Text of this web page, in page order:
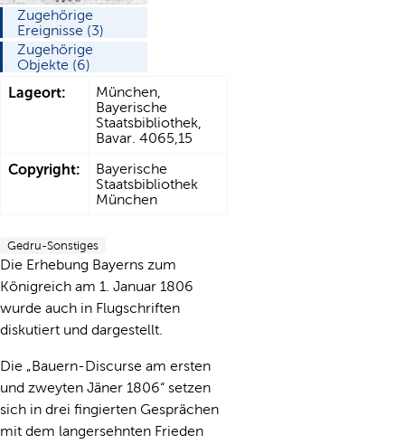
Zugehörige
Ereignisse (3)
Zugehörige
Objekte (6)
Lageort:
München,
Bayerische
Staatsbibliothek,
Bavar. 4065,15
Copyright:
Bayerische
Staatsbibliothek
München
Gedru-Sonstiges
Die Erhebung Bayerns zum
Königreich am 1. Januar 1806
wurde auch in Flugschriften
diskutiert und dargestellt.
Die „Bauern-Discurse am ersten
und zweyten Jäner 1806“ setzen
sich in drei fingierten Gesprächen
mit dem langersehnten Frieden